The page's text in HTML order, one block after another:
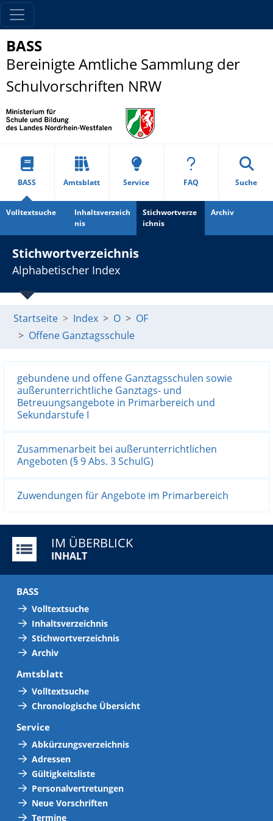
BASS
Bereinigte Amtliche Sammlung der
Schulvorschriften NRW
BASS Amtsblatt Service FAQ Suche
Volltextsuche
Inhaltsverzeich
nis
Stichwortverze
ichnis
Archiv
Stichwortverzeichnis
Alphabetischer Index
Startseite Index O
OF
Offene Ganztagsschule
gebundene und offene Ganztagsschulen sowie
außerunterrichtliche Ganztags- und
Betreuungsangebote in Primarbereich und
Sekundarstufe I
Zusammenarbeit bei außerunterrichtlichen
Angeboten (§ 9 Abs. 3 SchulG)
Zuwendungen für Angebote im Primarbereich
IM ÜBERBLICK
INHALT
BASS
Volltextsuche
Inhaltsverzeichnis
Stichwortverzeichnis
Archiv
Amtsblatt
Volltextsuche
Chronologische Übersicht
Service
Abkürzungsverzeichnis
Adressen
Gültigkeitsliste
Personalvertretungen
Neue Vorschriften
Termine